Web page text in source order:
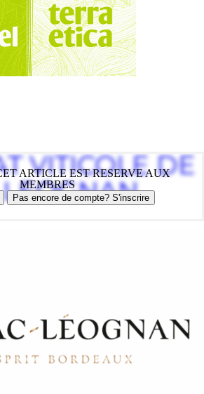
ARTICLE EST RESERVE AUX
MEMBRES
Pas encore de compte? S'inscrire
VITICOLE DE